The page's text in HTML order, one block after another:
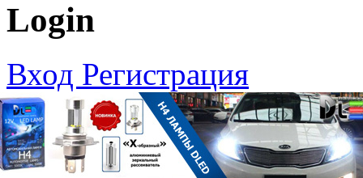
Login
Вход Регистрация